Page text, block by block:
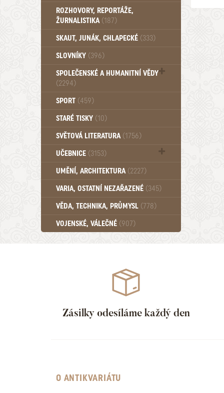
UFO (14)
ROZHOVORY, REPORTÁŽE,
ŽURNALISTIKA (187)
SKAUT, JUNÁK, CHLAPECKÉ (333)
SLOVNÍKY (396)
SPOLEČENSKÉ A HUMANITNÍ VĚDY
(2294)
Pedagogika (191)
Psychologie a osobní rozvoj (761)
SPORT (459)
STARÉ TISKY (10)
SVĚTOVÁ LITERATURA (1756)
UČEBNICE (3153)
Učebnice - Jazykové (1297)
Učebnice - VŠ (259)
Učebnice - ZŠ (556)
Učebnice - Ostatní (499)
UMĚNÍ, ARCHITEKTURA (2227)
VARIA, OSTATNÍ NEZAŘAZENÉ (345)
VĚDA, TECHNIKA, PRŮMYSL (778)
VOJENSKÉ, VÁLEČNÉ (907)
Zásilky odesíláme každý den
O ANTIKVARIÁTU